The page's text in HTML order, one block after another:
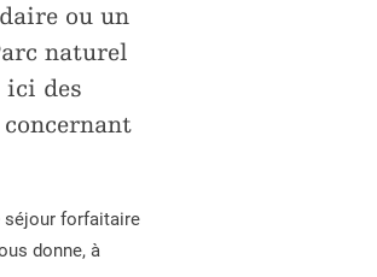
ou un
naturel
ici des
séjour forfaitaire
donne, à